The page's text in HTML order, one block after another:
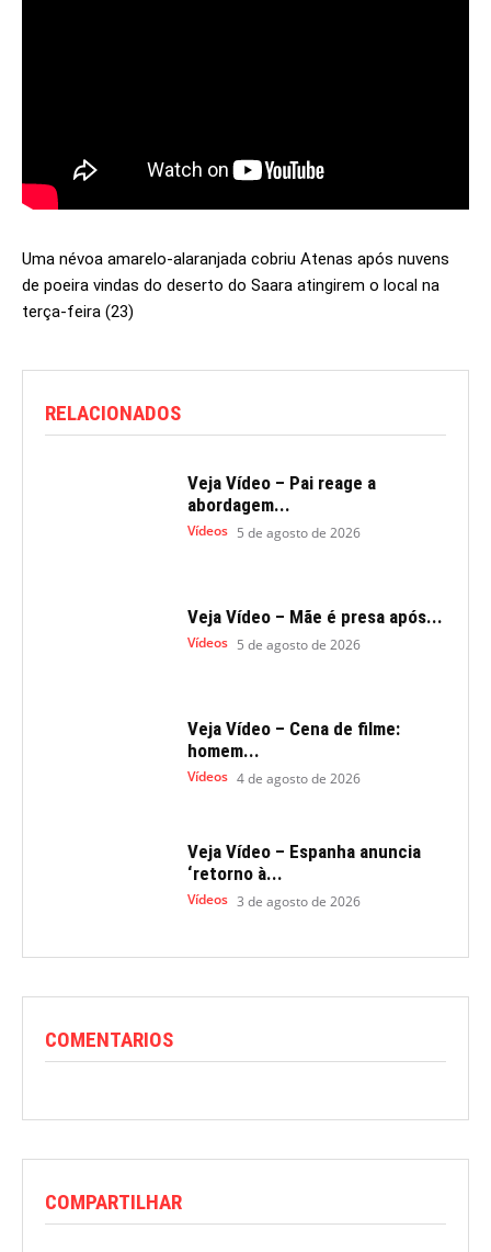
Uma névoa amarelo-alaranjada cobriu Atenas após nuvens
de poeira vindas do deserto do Saara atingirem o local na
terça-feira (23)
RELACIONADOS
Veja Vídeo – Pai reage a
abordagem...
Vídeos 5 de agosto de 2026
Veja Vídeo – Mãe é presa após...
Vídeos 5 de agosto de 2026
Veja Vídeo – Cena de filme:
homem...
Vídeos 4 de agosto de 2026
Veja Vídeo – Espanha anuncia
‘retorno à...
Vídeos 3 de agosto de 2026
COMENTARIOS
COMPARTILHAR